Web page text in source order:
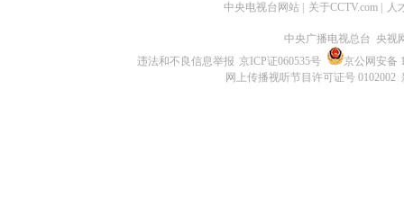
中央电视台网站 关于CCTV.com 人
中央广播电视总台 央视
违法和不良信息举报 京ICP证060535号
京公网安备
网上传播视听节目许可证号 0102002